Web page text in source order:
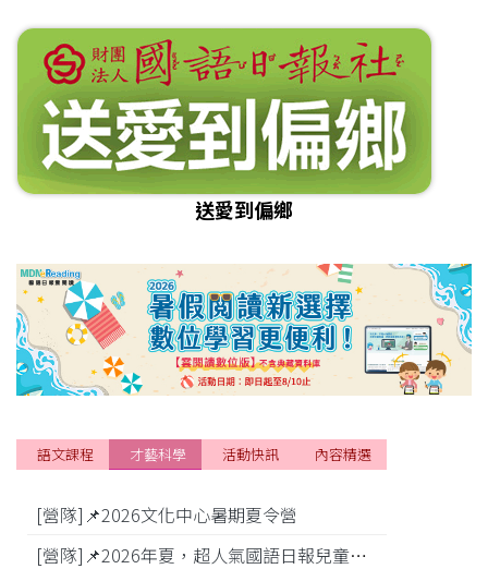
送愛到偏鄉
[營隊]📌2026文化中心暑期夏令營
[營隊]📌2026年夏，超人氣國語日報兒童商學院搶先報！
語文課程 才藝科學 活動快訊 內容精選